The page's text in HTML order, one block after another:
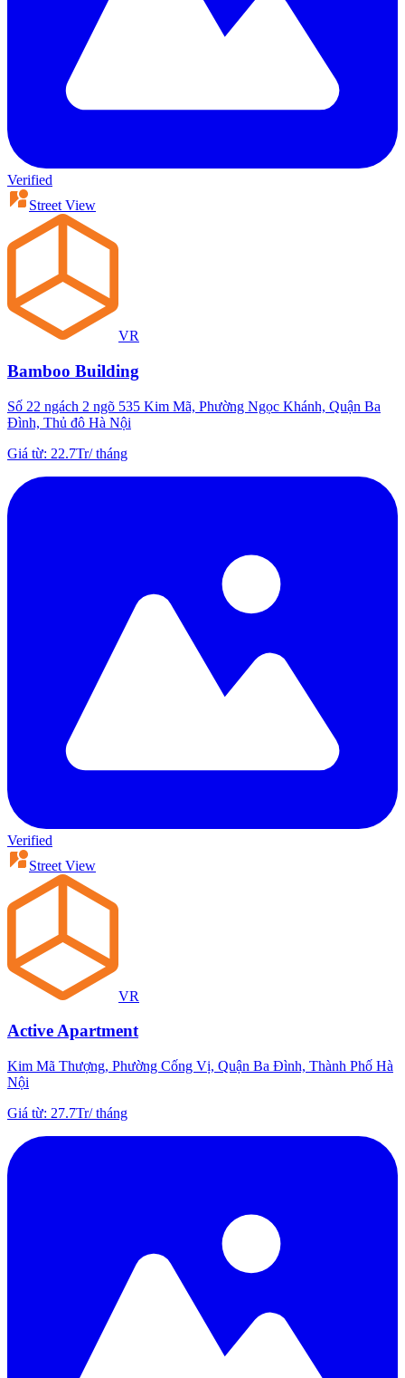
Verified
Street View
VR
Bamboo Building
Số 22 ngách 2 ngõ 535 Kim Mã, Phường Ngọc Khánh, Quận Ba
Đình, Thủ đô Hà Nội
Giá từ: 22.7Tr/tháng
Verified
Street View
VR
Active Apartment
Kim Mã Thượng, Phường Cống Vị, Quận Ba Đình, Thành Phố Hà
Nội
Giá từ: 27.7Tr/tháng